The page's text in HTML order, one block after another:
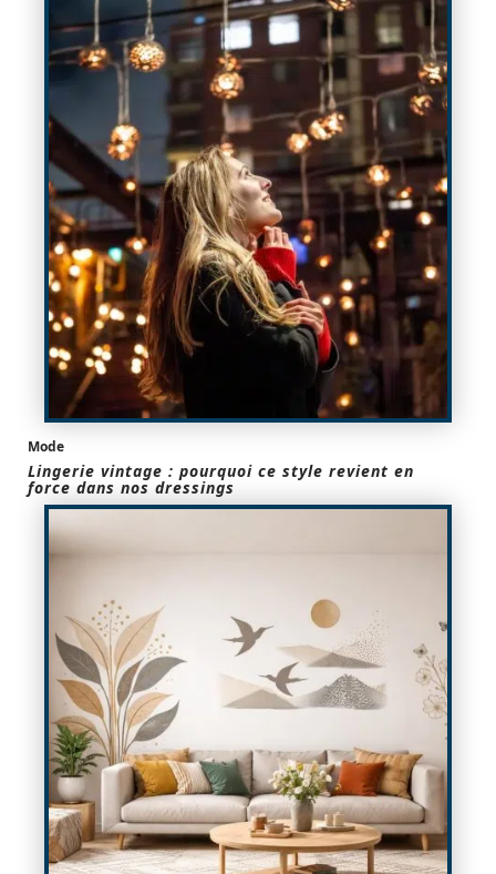
Mode
Lingerie vintage : pourquoi ce style revient en
force dans nos dressings